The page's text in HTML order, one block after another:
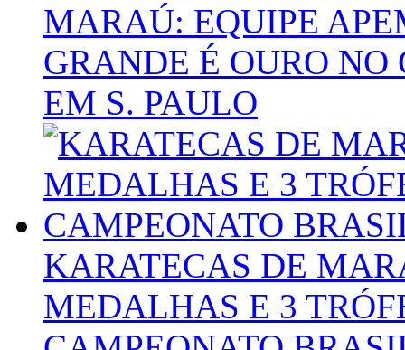
MARAÚ: EQUIPE
GRANDE É OURO
EM S. PAULO
KARATECAS DE
MEDALHAS E 3